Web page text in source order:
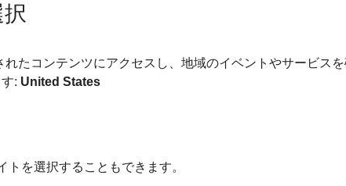
シャーの正確確率検定
= fishertest(x)
たコンテンツにアクセスし、地域のイベントやサービス
: United States
トを選択することもできます。